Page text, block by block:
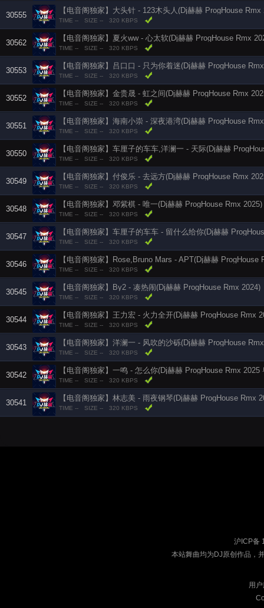
30555
【电音阁独家】大头针 - 123木头人(Dj赫赫 ProgHouse Rmx
TIME -- SIZE -- 320 KBPS
30562
【电音阁独家】夏火ww - 心太软(Dj赫赫 ProgHouse Rmx
TIME -- SIZE -- 320 KBPS
30553
【电音阁独家】吕口口 - 只为你着迷(Dj赫赫 ProgHouse
TIME -- SIZE -- 320 KBPS
30552
【电音阁独家】金贵晟 - 虹之间(Dj赫赫 ProgHouse Rmx
TIME -- SIZE -- 320 KBPS
30551
【电音阁独家】海南小崇 - 深夜港湾(Dj赫赫 ProgHouse
TIME -- SIZE -- 320 KBPS
30550
【电音阁独家】车厘子的车车,洋澜一 - 天际(Dj赫赫
TIME -- SIZE -- 320 KBPS
30549
【电音阁独家】付俊乐 - 去远方(Dj赫赫 ProgHouse Rmx
TIME -- SIZE -- 320 KBPS
30548
【电音阁独家】邓紫棋 - 唯一(Dj赫赫 ProgHouse Rmx 2025)
TIME -- SIZE -- 320 KBPS
30547
【电音阁独家】车厘子的车车 - 留什么给你(Dj赫赫
TIME -- SIZE -- 320 KBPS
30546
【电音阁独家】Rose,Bruno Mars - APT(Dj赫赫 ProgHouse
TIME -- SIZE -- 320 KBPS
30545
【电音阁独家】By2 - 凑热闹(Dj赫赫 ProgHouse Rmx 2024)
TIME -- SIZE -- 320 KBPS
30544
【电音阁独家】王力宏 - 火力全开(Dj赫赫 ProgHouse Rmx
TIME -- SIZE -- 320 KBPS
30543
【电音阁独家】洋澜一 - 风吹的沙砾(Dj赫赫 ProgHouse
TIME -- SIZE -- 320 KBPS
30542
【电音阁独家】一鸣 - 怎么你(Dj赫赫 ProgHouse Rmx 2025
TIME -- SIZE -- 320 KBPS
30541
【电音阁独家】林志美 - 雨夜钢琴(Dj赫赫 ProgHouse Rmx
TIME -- SIZE -- 320 KBPS
沪ICP备
本站舞曲均为DJ原创作品，
用